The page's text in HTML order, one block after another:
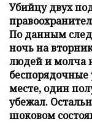
Убийцу двух
По данным
ночь на
людей и молча
месте, один
убежал.
шоковом